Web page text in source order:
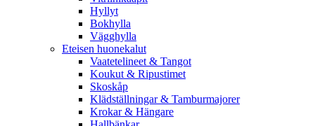
Hyllyt
Bokhylla
Vägghylla
Eteisen huonekalut
Vaatetelineet & Tangot
Koukut & Ripustimet
Skoskåp
Klädställningar & Tamburmajorer
Krokar & Hängare